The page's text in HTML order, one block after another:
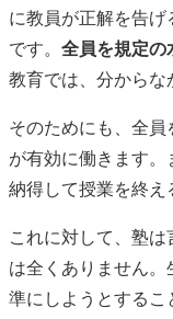
に教員が正解を告げ
です。 全員を規定の
教育では、分からな
そのためにも、全
が有効に働きます
納得して授業を終え
これに対して、塾
は全くありません
準にしようとするこ